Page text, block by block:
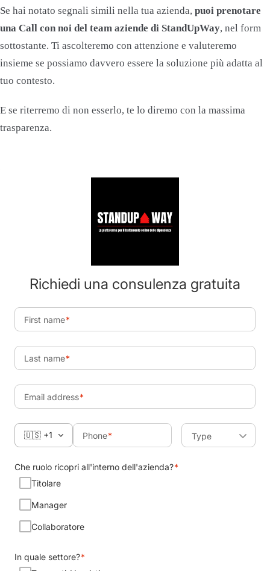
Se hai notato segnali simili nella tua azienda, puoi prenotare
una Call con noi del team aziende di StandUpWay, nel form
sottostante. Ti ascolteremo con attenzione e valuteremo
insieme se possiamo davvero essere la soluzione più adatta al
tuo contesto.
E se riterremo di non esserlo, te lo diremo con la massima
trasparenza.